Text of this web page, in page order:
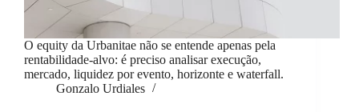
O equity da Urbanitae não se entende apenas pela
rentabilidade-alvo: é preciso analisar execução,
mercado, liquidez por evento, horizonte e waterfall.
Gonzalo Urdiales